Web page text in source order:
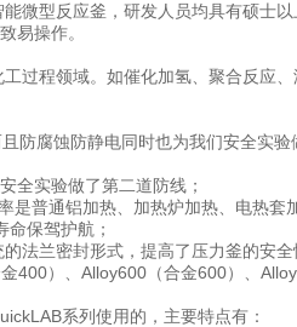
微型反应釜，研发人员均具有硕士
易操作。
过程领域。如催化加氢、聚合反应
防腐蚀防静电同时也为我们安全实验
全实验做了第二道防线；
是普通铝加热、加热炉加热、电热套
保驾护航；
法兰密封形式，提高了压力釜的安全
400）、Alloy600（合金600）、
系列使用的，主要特点有：